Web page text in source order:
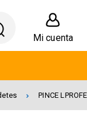
Mi cuenta
PINCE